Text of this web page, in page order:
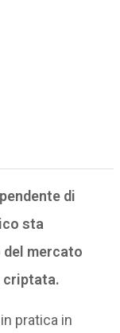
di
sta
del mercato
criptata.
pratica in